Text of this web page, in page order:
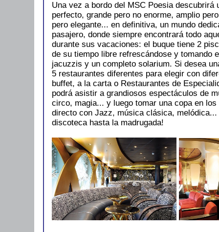
Una vez a bordo del MSC Poesia descubrirá
perfecto, grande pero no enorme, amplio
pero elegante... en definitiva, un mundo
pasajero, donde siempre encontrará todo
durante sus vacaciones: el buque tiene 2
de su tiempo libre refrescándose y tomando
jacuzzis y un completo solarium. Si desea
5 restaurantes diferentes para elegir con
buffet, a la carta o Restaurantes de
podrá asistir a grandiosos espectáculos de
circo, magia... y luego tomar una copa en
directo con Jazz, música clásica, melódica...
discoteca hasta la madrugada!